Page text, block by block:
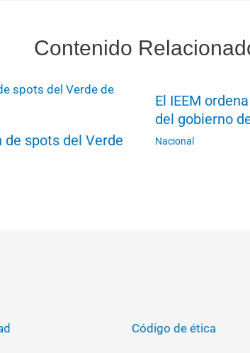
Contenido
de spots del Verde
El IEEM
del gobierno
Nacional
Código de ética